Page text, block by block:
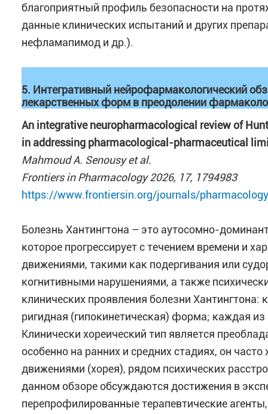
благоприятный профиль безопасности на
данные клинических испытаний и других
нефламапимод и др.).
5. Интегративный нейрофармакологический
лекарственных форм в преодолении
An integrative neuropharmacological review of
in addressing pharmacological-pharmaceutical
Mahmoud A. Senousy et al.
Frontiers in Pharmacology 2026, 17, 1794983
https://www.frontiersin.org/journals/
Болезнь Хантингтона – это аутосомно-
которое прогрессирует с течением времени и
движениями, такими как подергивания или
когнитивными нарушениями, а также
клинических проявления болезни
ригидная (гипокинетическая) форма; каждая
Клинически хореический тип является
особенно на ранних и средних стадиях, он
движениями (хорея), рядом психических
данном обзоре обсуждаются достижения в
перепрофилированные терапевтические